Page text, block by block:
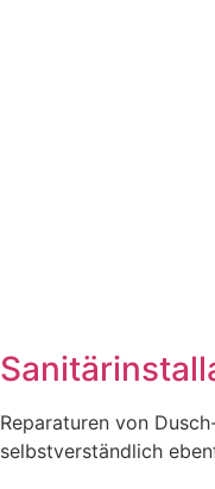
Reparaturen von
selbstverständlich